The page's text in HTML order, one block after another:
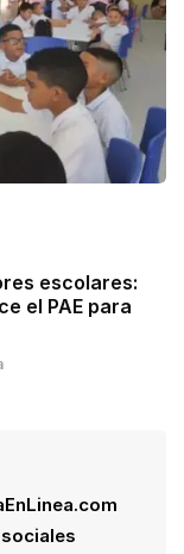
escolares:
el PAE para